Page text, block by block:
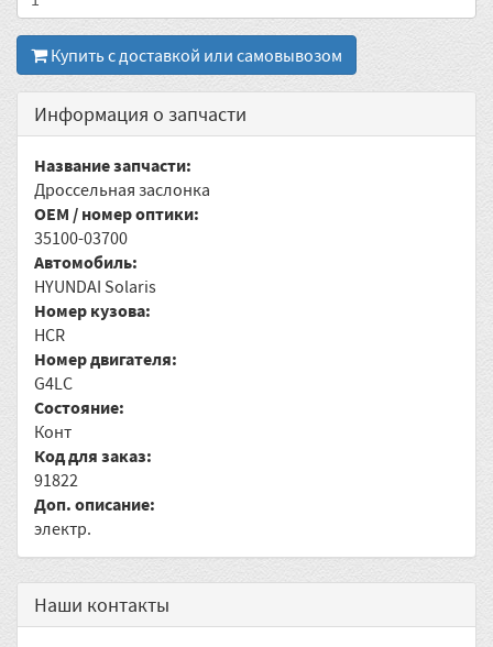
Купить с доставкой или самовывозом
Информация о запчасти
Название запчасти:
Дроссельная заслонка
OEM / номер оптики:
35100-03700
Автомобиль:
HYUNDAI Solaris
Номер кузова:
HCR
Номер двигателя:
G4LC
Состояние:
Конт
Код для заказ:
91822
Доп. описание:
электр.
Наши контакты